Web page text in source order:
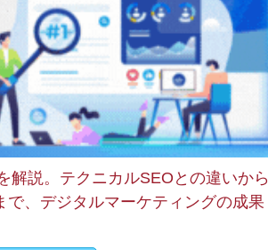
解説。テクニカルSEOとの違いから
、デジタルマーケティングの成果